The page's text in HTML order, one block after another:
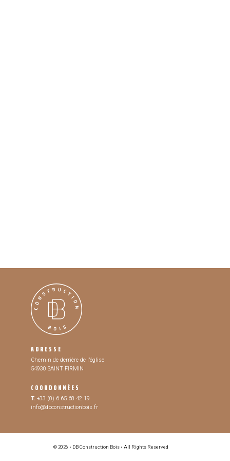
ADRESSE
Chemin de derrière de l’église
54930 SAINT FIRMIN
COORDONNÉES
T.+33 (0) 6 65 68 42 19
info@dbconstructionbois.fr
© 2026 • DB Construction Bois • All Rights Reserved